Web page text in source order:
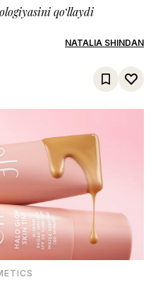
qo‘llaydi
NATALIA SHINDAN